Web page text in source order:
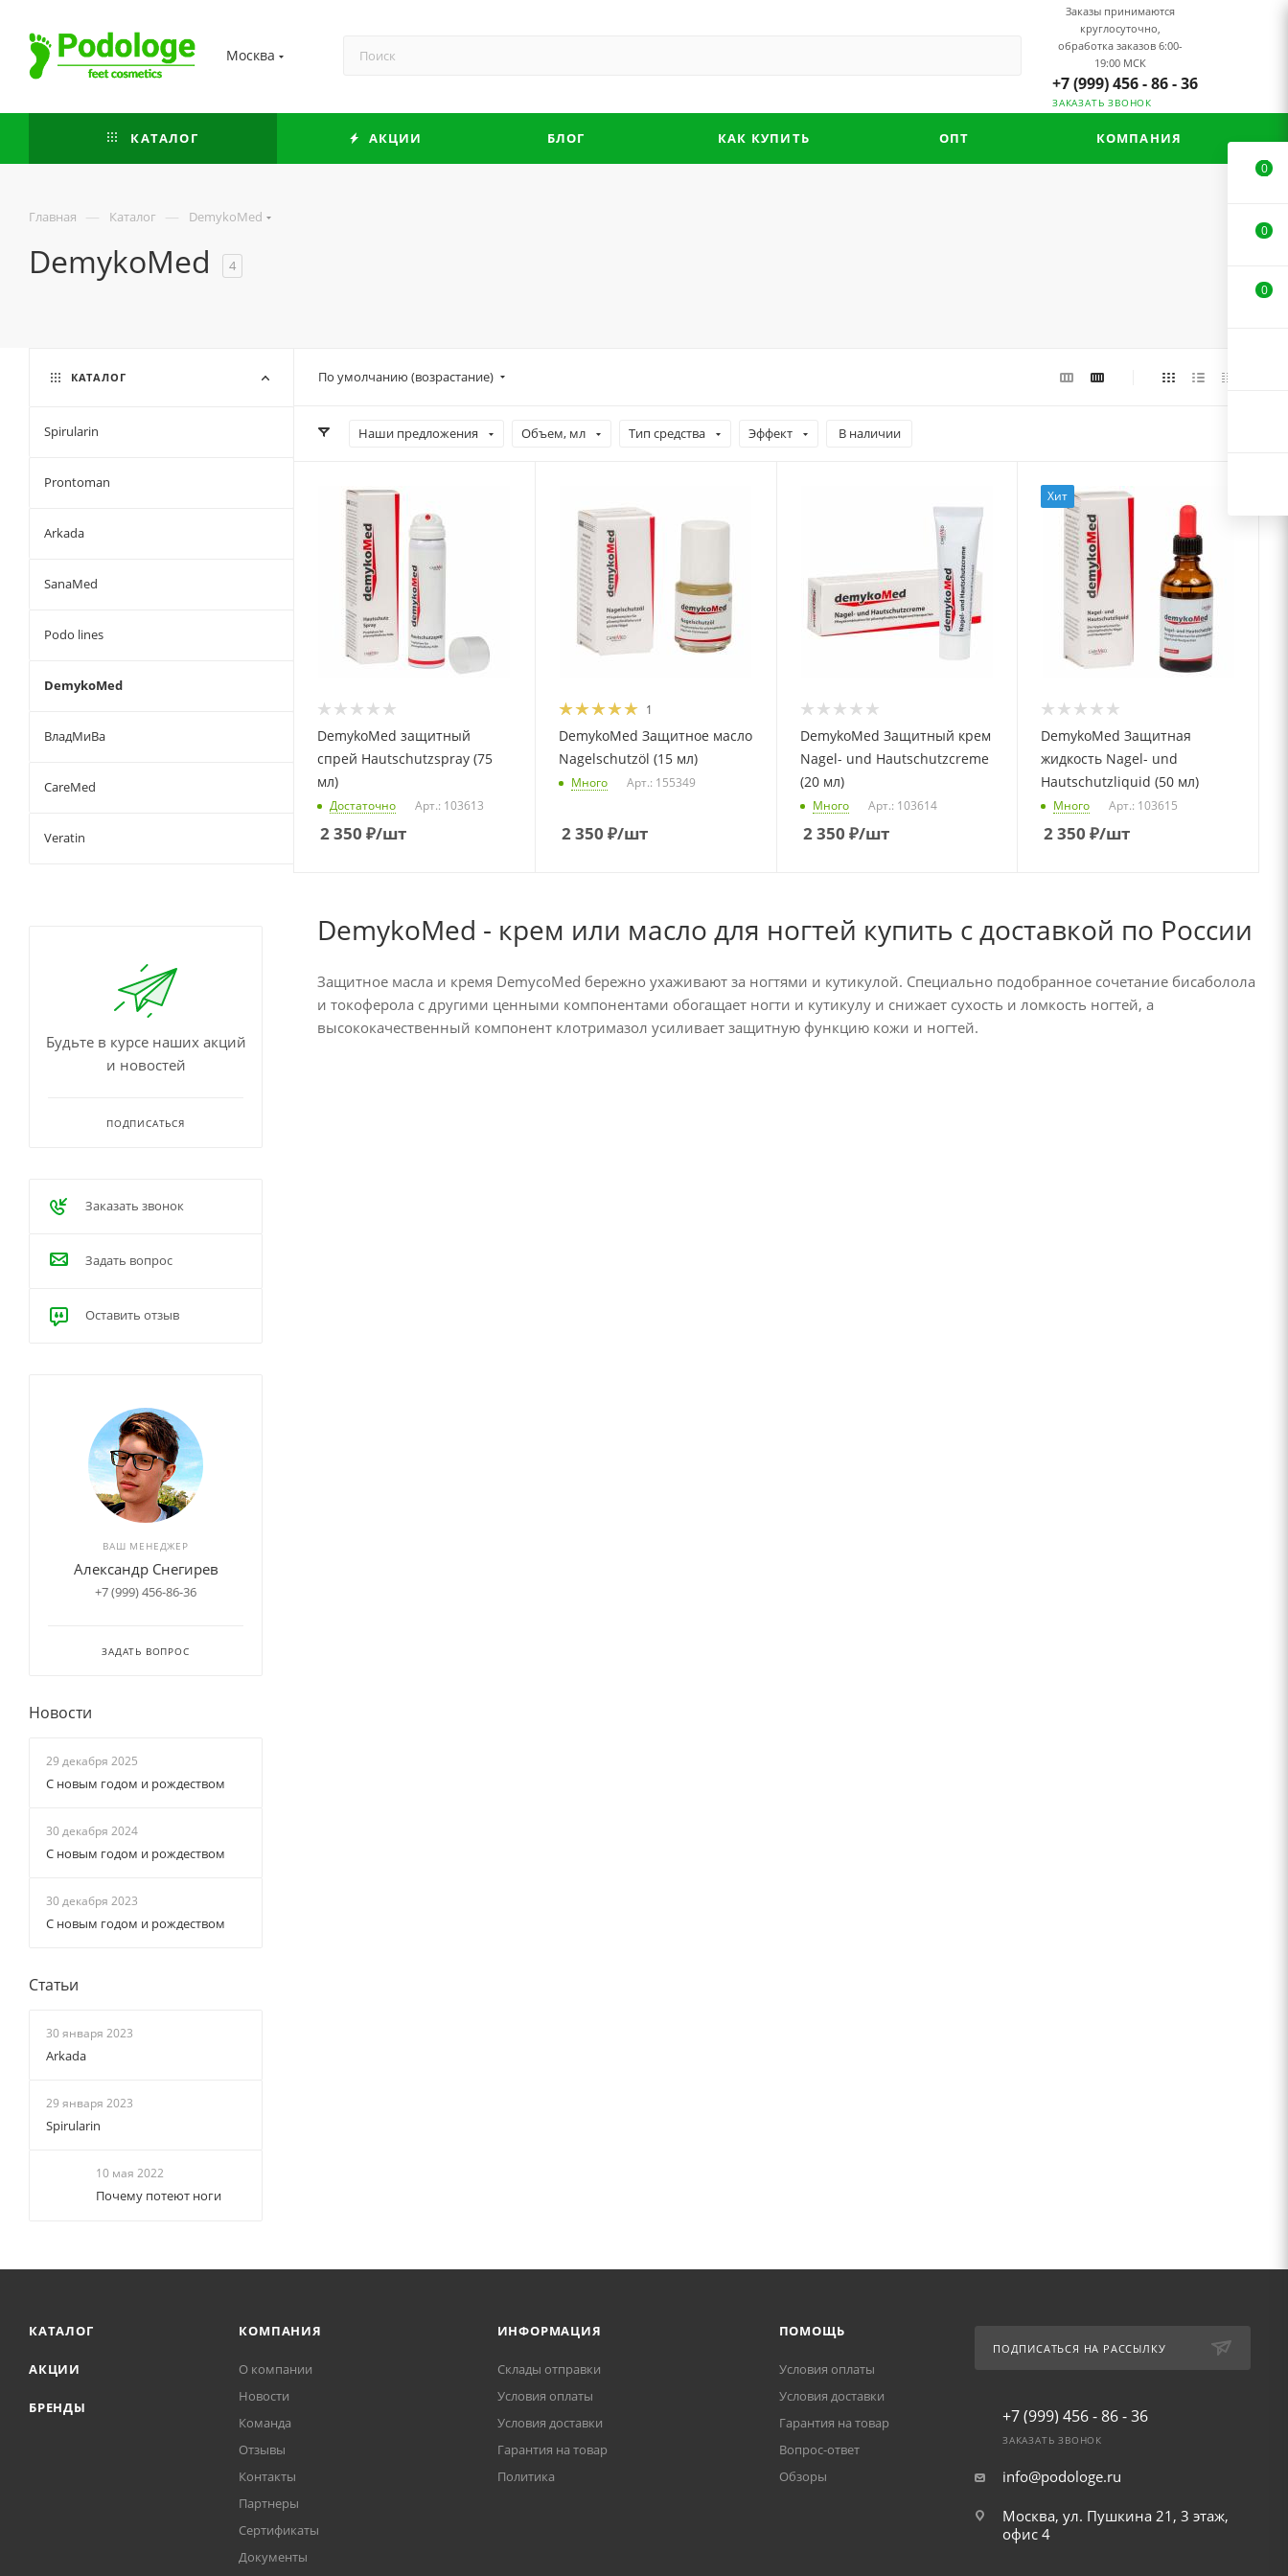
Москва
Заказы принимаются
круглосуточно,
обработка заказов 6:00-
19:00 МСК
+7 (999) 456 - 86 - 36
ЗАКАЗАТЬ ЗВОНОК
КАТАЛОГ АКЦИИ БЛОГ КАК КУПИТЬ ОПТ КОМПАНИЯ
Главная — Каталог — DemykoMed
DemykoMed 4
По умолчанию (возрастание)
Наши предложения Объем, мл Тип средства Эффект В наличии
DemykoMed защитный
спрей Hautschutzspray (75
мл)
Достаточно Арт.: 103613
2 350 ₽/шт
1
DemykoMed Защитное масло
Nagelschutzöl (15 мл)
Много Арт.: 155349
2 350 ₽/шт
DemykoMed Защитный крем
Nagel- und Hautschutzcreme
(20 мл)
Много Арт.: 103614
2 350 ₽/шт
Хит
DemykoMed Защитная
жидкость Nagel- und
Hautschutzliquid (50 мл)
Много Арт.: 103615
2 350 ₽/шт
DemykoMed - крем или масло для ногтей купить с доставкой по России
Защитное масла и кремя DemycoMed бережно ухаживают за ногтями и кутикулой. Специально подобранное сочетание бисаболола
и токоферола с другими ценными компонентами обогащает ногти и кутикулу и снижает сухость и ломкость ногтей, а
высококачественный компонент клотримазол усиливает защитную функцию кожи и ногтей.
КАТАЛОГ
Spirularin
Prontoman
Arkada
SanaMed
Podo lines
DemykoMed
ВладМиВа
CareMed
Veratin
Будьте в курсе наших акций
и новостей
ПОДПИСАТЬСЯ
Заказать звонок
Задать вопрос
Оставить отзыв
ВАШ МЕНЕДЖЕР
Александр Снегирев
+7 (999) 456-86-36
ЗАДАТЬ ВОПРОС
Новости
29 декабря 2025
С новым годом и рождеством
30 декабря 2024
С новым годом и рождеством
30 декабря 2023
С новым годом и рождеством
Статьи
30 января 2023
Arkada
29 января 2023
Spirularin
10 мая 2022
Почему потеют ноги
КАТАЛОГ
АКЦИИ
БРЕНДЫ
КОМПАНИЯ
О компании
Новости
Команда
Отзывы
Контакты
Партнеры
Сертификаты
Документы
ИНФОРМАЦИЯ
Склады отправки
Условия оплаты
Условия доставки
Гарантия на товар
Политика
ПОМОЩЬ
Условия оплаты
Условия доставки
Гарантия на товар
Вопрос-ответ
Обзоры
ПОДПИСАТЬСЯ НА РАССЫЛКУ
+7 (999) 456 - 86 - 36
ЗАКАЗАТЬ ЗВОНОК
info@podologe.ru
Москва, ул. Пушкина 21, 3 этаж,
офис 4
0
0
0